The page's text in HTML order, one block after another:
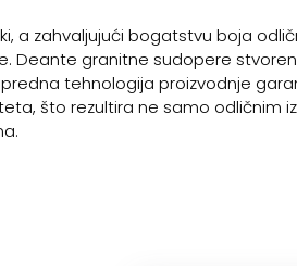
a zahvaljujući bogatstvu boja
Deante granitne sudopere
tehnologija proizvodnje
što rezultira ne samo odličnim